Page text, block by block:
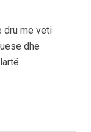
dru me veti
dhe